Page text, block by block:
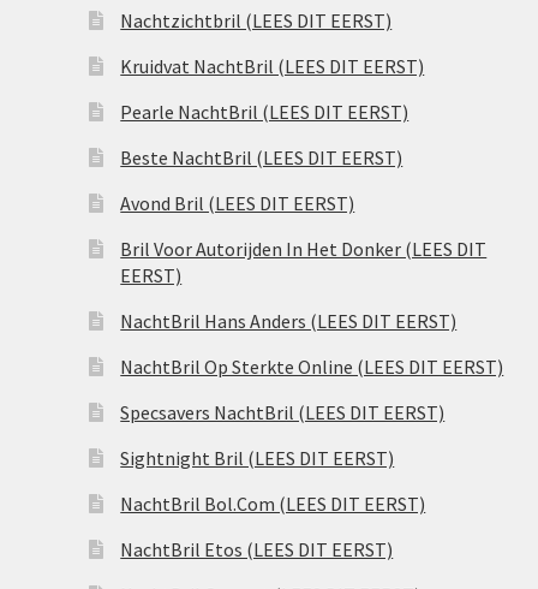
Nachtzichtbril (LEES DIT EERST)
Kruidvat NachtBril (LEES DIT EERST)
Pearle NachtBril (LEES DIT EERST)
Beste NachtBril (LEES DIT EERST)
Avond Bril (LEES DIT EERST)
Bril Voor Autorijden In Het Donker (LEES DIT
EERST)
NachtBril Hans Anders (LEES DIT EERST)
NachtBril Op Sterkte Online (LEES DIT EERST)
Specsavers NachtBril (LEES DIT EERST)
Sightnight Bril (LEES DIT EERST)
NachtBril Bol.Com (LEES DIT EERST)
NachtBril Etos (LEES DIT EERST)